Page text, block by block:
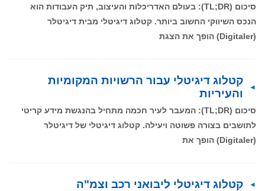
סיכום (TL;DR): בעולם האדריכלות והעיצוב, תיק העבודות הוא
הנכס השיווקי החשוב ביותר. קטלוג דיגיטלי מבית דיגיטלר
(Digitaler) הופך את הצגת
קטלוג דיגיטלי עבור הרשויות המקומיות
והעיריות
סיכום (TL;DR): המעבר לעיר חכמה מתחיל בהנגשת מידע קריטי
לתושבים בצורה פשוטה ויעילה. קטלוג דיגיטלי של דיגיטלר
(Digitaler) הופך את
קטלוג דיגיטלי ליבואני רכב וצמ"ה